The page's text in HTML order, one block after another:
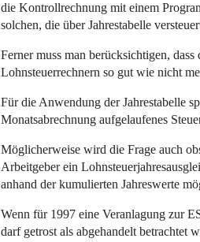
die Kontrollrechnung mit einem
solchen, die über Jahrestabelle
Ferner muss man berücksichtigen,
Lohnsteuerrechnern so gut wie nicht
Für die Anwendung der Jahrestabelle
Monatsabrechnung aufgelaufenes
Möglicherweise wird die Frage auch
Arbeitgeber ein
anhand der kumulierten Jahreswerte
Wenn für 1997 eine Veranlagung zur
darf getrost als abgehandelt betrachtet